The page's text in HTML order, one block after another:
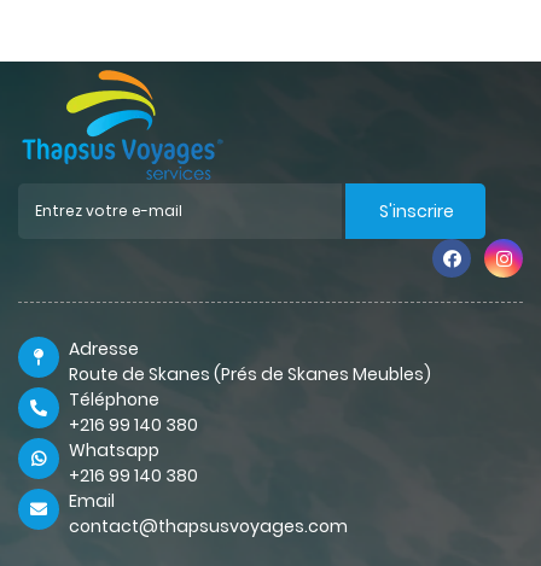
S'inscrire
Adresse
Route de Skanes (Prés de Skanes Meubles)
Téléphone
+216 99 140 380
Whatsapp
+216 99 140 380
Email
contact@thapsusvoyages.com